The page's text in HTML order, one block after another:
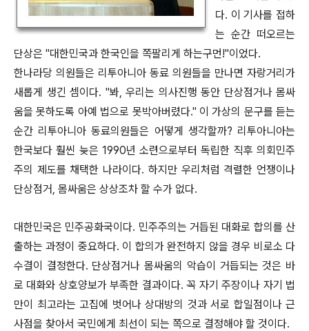
다. 이 기사를 접하
는 순간 떠오르는
단상은 "대한민국과 한국인을 쪽팔리게 하는구먼!"이었다.
한나라당 의원들은 리투아니아 동료 의원들을 만나면 자랑거리가
새롭게 생긴 셈이다. "봐, 우리는 의사진행 동안 단상점거나 몸싸
움을 못하도록 아예 법으로 못박아버렸다." 이 가상의 문구를 듣는
순간 리투아니아 동료의원들은 어떻게 생각할까? 리투아니아는
한국보다 훨씬 늦은 1990년 소련으로부터 독립한 직후 의회민주
주의 제도를 채택한 나라이다. 하지만 우리처럼 격렬한 언쟁이나
단상점거, 몸싸움은 상상조차 할 수가 없다.
대한민국은 민주공화국이다. 민주주의는 거듭된 대화로 합의를 산
출하는 과정이 중요하다. 이 합의가 완전하지 않을 경우 비로소 다
수결이 결정한다. 단상점거나 몸싸움의 악습이 거듭되는 것은 바
로 대화와 상호양보가 부족한 결과이다. 꼭 자기 주장이나 자기 법
만이 최고라는 고집에 벗어나 상대방의 것과 서로 합일점이나 근
사점을 찾아서 국민에게 최선이 되는 쪽으로 결정해야 할 것이다.